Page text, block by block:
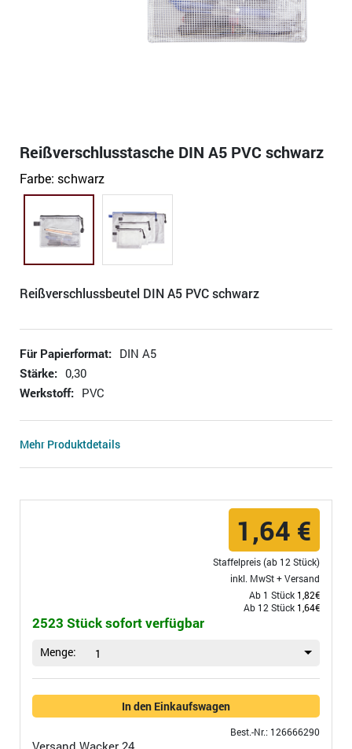
Reißverschlusstasche DIN A5 PVC schwarz
Farbe: schwarz
Reißverschlussbeutel DIN A5 PVC schwarz
Für Papierformat: DIN A5
Stärke: 0,30
Werkstoff: PVC
Mehr Produktdetails
1,64 €
Staffelpreis (ab 12 Stück)
inkl. MwSt +Versand
Ab 1 Stück 1,82€
Ab 12 Stück 1,64€
2523 Stück sofort verfügbar
Menge: 1
In den Einkaufswagen
Best.-Nr.: 126666290